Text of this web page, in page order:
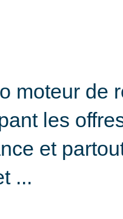
moteur de
les
et
...